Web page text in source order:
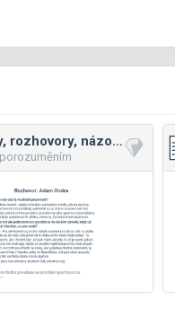
Články, rozhovory, názory I